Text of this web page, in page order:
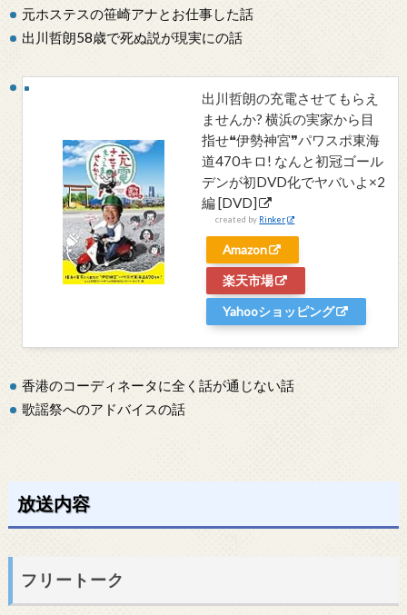
元ホステスの笹崎アナとお仕事した話
出川哲朗58歳で死ぬ説が現実にの話
出川哲朗の充電させてもらえ
ませんか? 横浜の実家から目
指せ❝伊勢神宮❞パワスポ東海
道470キロ! なんと初冠ゴール
デンが初DVD化でヤバいよ×2
編 [DVD]
created by Rinker
Amazon
楽天市場
Yahooショッピング
香港のコーディネータに全く話が通じない話
歌謡祭へのアドバイスの話
放送内容
フリートーク